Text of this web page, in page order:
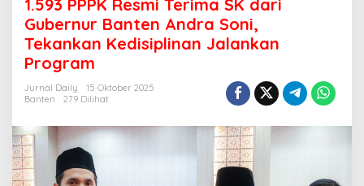
5
9
3
P
K
R
s
1.593 PPPK Resmi Terima SK dari
Gubernur Banten Andra Soni,
Tekankan Kedisiplinan Jalankan
Program
Jurnal Daily
15 Oktober 2025
Banten
279 Dilihat